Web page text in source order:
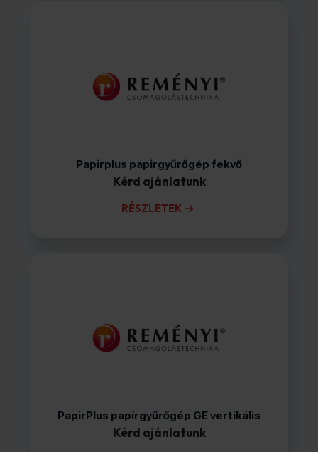
Papirplus papirgyűrőgép fekvő
Kérd ajánlatunk
RÉSZLETEK
PapirPlus papírgyűrőgép GE vertikális
Kérd ajánlatunk